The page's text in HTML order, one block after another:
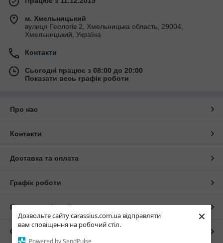
Дозвольте сайту carassius.com.ua відправляти
вам сповіщення на робочий стіл.
Powered by SendPulse
×
м. Хмельницький
вулиця Геологів 2, Хмельницька область, 29004,
Хмельницький, Україна
Контакти
Сьогодні працює з 08:00 до 20:00
Показати весь графік роботи
Про нас
Контакти
Доставка та оплата
Графік роботи
Повна версія сайту
Сайт створено на маркетплейсі